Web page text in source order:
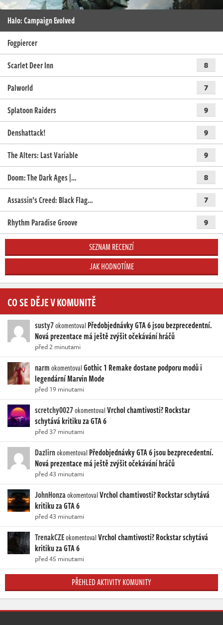
Halo: Campaign Evolved
Fogpiercer
Scarlet Deer Inn
8
Palworld 7
Splatoon Raiders 9
Denshattack! 9
The Alters: Last Variable 9
Doom: The Dark Ages |… 8
Assassin’s Creed: Black Flag… 7
Rhythm Paradise Groove 9
SEZNAM RECENZÍ
JAK HODNOTÍME
CO SE DĚJE V KOMUNITĚ
susty7okomentoval Předobjednávky GTA 6 jsou bezprecedentní.
Nová prezentace má ještě zvýšit očekávání hráčů
před 2 minutami
narmokomentovalGothic 1 Remake dostane podporu modů i
legendární Marvin Mode
před 19 minutami
scretchy0027okomentovalVrchol chamtivosti? Rockstar
schytává kritiku za GTA 6
před 37 minutami
Dazlirnokomentoval Předobjednávky GTA 6 jsou bezprecedentní.
Nová prezentace má ještě zvýšit očekávání hráčů
před 43 minutami
JohnHonzaokomentovalVrchol chamtivosti? Rockstar schytává
kritiku za GTA 6
před 43 minutami
TrenakCZEokomentovalVrchol chamtivosti? Rockstar schytává
kritiku za GTA 6
před 45 minutami
PŘEHLED AKTIVITY KOMUNITY